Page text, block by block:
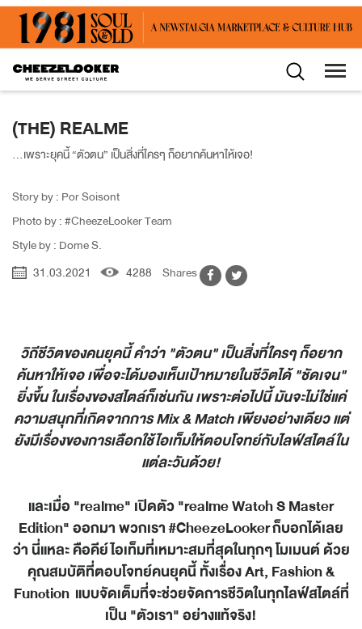
(THE) REALME
...เพราะยุคนี้ “ตัวตน” เป็นสิ่งที่ใครๆ ก็อยากค้นหาให้เจอ!
Story by : Por Soisont
Photo by : #CheezeLooker Team
Style by : Dome S.
31.03.2021
4288 Shares
วิถีชีวิตของคนยุคนี้ คำว่า "ตัวตน" เป็นสิ่งที่ใครๆ ก็อยาก
ค้นหาให้เจอ เพื่อจะได้มองเห็นเป้าหมายในชีวิตได้ "ชัดเจน"
ยิ่งขึ้น ในเรื่องของสไตล์ก็เช่นกัน เพราะต่อไปนี้ มันจะไม่ใช่แค่
ความสนุกที่เกิดจากการ Mix & Matchเพียงอย่างเดียว แต่
ยังมีเรื่องของการเลือกใช้ไอเท็มให้ตอบโจทย์กับไลฟ์สไตล์ใน
แต่ละวันด้วย!
และเมื่อ "realme" เปิดตัว "realme Watch S Master
Edition"ออกมา พวกเรา#CheezeLookerก็บอกได้เลย
ว่า นี่แหละ คือคีย์ไอเท็มที่เหมาะสมที่สุดในทุกๆ โมเมนต์ ด้วย
คุณสมบัติที่ตอบโจทย์คนยุคนี้ ทั้งเรื่องArt, Fashion &
Function แบบจัดเต็มที่จะช่วยจัดการชีวิตในทุกไลฟ์สไตล์ที่
เป็น "ตัวเรา" อย่างแท้จริง!